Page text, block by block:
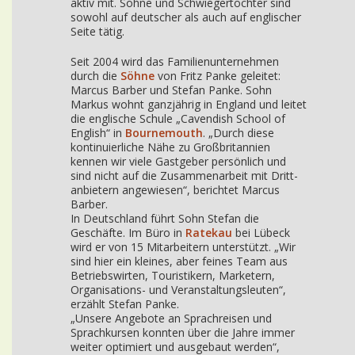
sowohl auf deutscher als auch auf englischer
Seite tätig.
Seit 2004 wird das Familienunternehmen
durch die Söhne von Fritz Panke geleitet:
Marcus Barber und Stefan Panke. Sohn
Markus wohnt ganzjährig in England und leitet
die englische Schule „Cavendish School of
English“ in Bournemouth. „Durch diese
kontinuierliche Nähe zu Großbritannien
kennen wir viele Gastgeber persönlich und
sind nicht auf die Zusammenarbeit mit Dritt-
anbietern angewiesen“, berichtet Marcus
Barber.
In Deutschland führt Sohn Stefan die
Geschäfte. Im Büro in Ratekau bei Lübeck
wird er von 15 Mitarbeitern unterstützt. „Wir
sind hier ein kleines, aber feines Team aus
Betriebswirten, Touristikern, Marketern,
Organisations- und Veranstaltungsleuten“,
erzählt Stefan Panke.
„Unsere Angebote an Sprachreisen und
Sprachkursen konnten über die Jahre immer
weiter optimiert und ausgebaut werden“,